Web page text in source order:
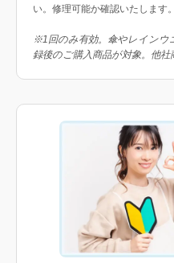
い。修理可能か確認いたします。
※1回のみ有効。傘やレインウ
録後のご購入商品が対象。他社